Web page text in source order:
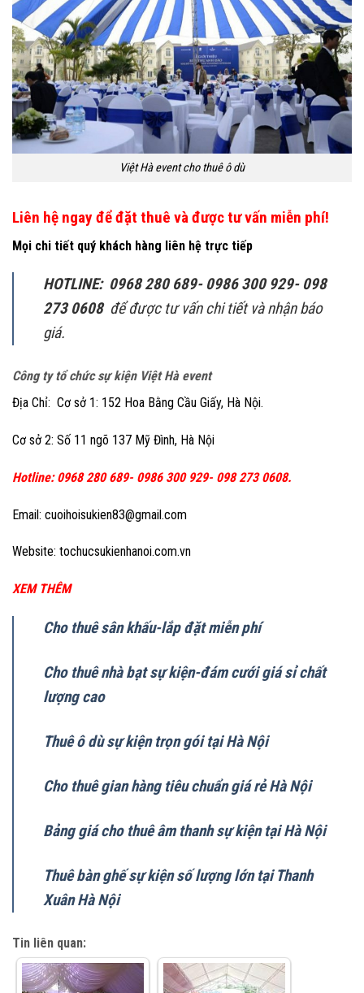
Việt Hà event cho thuê ô dù
Liên hệ ngay để đặt thuê và được tư vấn miễn phí!
Mọi chi tiết quý khách hàng liên hệ trực tiếp
HOTLINE: 0968 280 689- 0986 300 929- 098
273 0608 để được tư vấn chi tiết và nhận báo
giá.
Công ty tổ chức sự kiện Việt Hà event
Địa Chỉ: Cơ sở 1: 152 Hoa Bằng Cầu Giấy, Hà Nội.
Cơ sở 2: Số 11 ngõ 137 Mỹ Đình, Hà Nội
Hotline: 0968 280 689- 0986 300 929- 098 273 0608.
Email: cuoihoisukien83@gmail.com
Website: tochucsukienhanoi.com.vn
XEM THÊM
Cho thuê sân khấu-lắp đặt miễn phí
Cho thuê nhà bạt sự kiện-đám cưới giá sỉ chất
lượng cao
Thuê ô dù sự kiện trọn gói tại Hà Nội
Cho thuê gian hàng tiêu chuẩn giá rẻ Hà Nội
Bảng giá cho thuê âm thanh sự kiện tại Hà Nội
Thuê bàn ghế sự kiện số lượng lớn tại Thanh
Xuân Hà Nội
Tin liên quan: